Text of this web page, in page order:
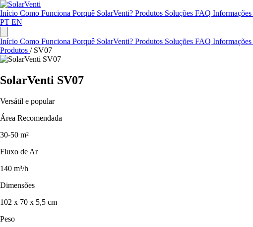
Início Como Funciona Porquê SolarVenti? Produtos Soluções FAQ Informações
PT EN
Início Como Funciona Porquê SolarVenti? Produtos Soluções FAQ Informações
Produtos / SV07
SolarVenti SV07
Versátil e popular
Área Recomendada
30-50 m²
Fluxo de Ar
140 m³/h
Dimensões
102 x 70 x 5,5 cm
Peso